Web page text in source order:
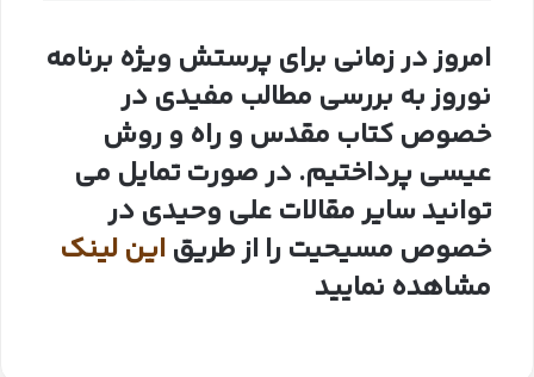
امروز در زمانی برای پرستش ویژه برنامه
نوروز به بررسی مطالب مفیدی در
خصوص کتاب مقدس و راه و روش
عیسی پرداختیم. در صورت تمایل می
توانید سایر مقالات علی وحیدی در
خصوص مسیحیت را از طریقاین لینک
مشاهده نمایید